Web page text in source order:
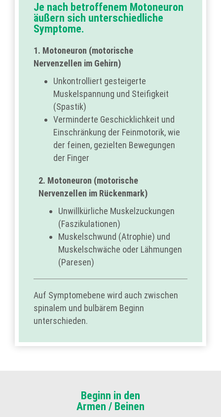
Je nach betroffenem Motoneuron
äußern sich unterschiedliche
Symptome.
1. Motoneuron (motorische
Nervenzellen im Gehirn)
Unkontrolliert gesteigerte
Muskelspannung und Steifigkeit
(Spastik)
Verminderte Geschicklichkeit und
Einschränkung der Feinmotorik, wie
der feinen, gezielten Bewegungen
der Finger
2. Motoneuron (motorische
Nervenzellen im Rückenmark)
Unwillkürliche Muskelzuckungen
(Faszikulationen)
Muskelschwund (Atrophie) und
Muskelschwäche oder Lähmungen
(Paresen)
Auf Symptomebene wird auch zwischen
spinalem und bulbärem Beginn
unterschieden.
Beginn in den
Armen / Beinen